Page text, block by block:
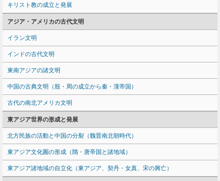
キリスト教の成立と発展
アジア・アメリカの古代文明
イラン文明
インドの古代文明
東南アジアの諸文明
中国の古典文明（殷・周の成立から秦・漢帝国）
古代の南北アメリカ文明
東アジア世界の形成と発展
北方民族の活動と中国の分裂（魏晋南北朝時代）
東アジア文化圏の形成（隋・唐帝国と諸地域）
東アジア諸地域の自立化（東アジア、契丹・女真、宋の興亡）